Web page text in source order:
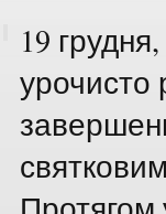
19
урочисто